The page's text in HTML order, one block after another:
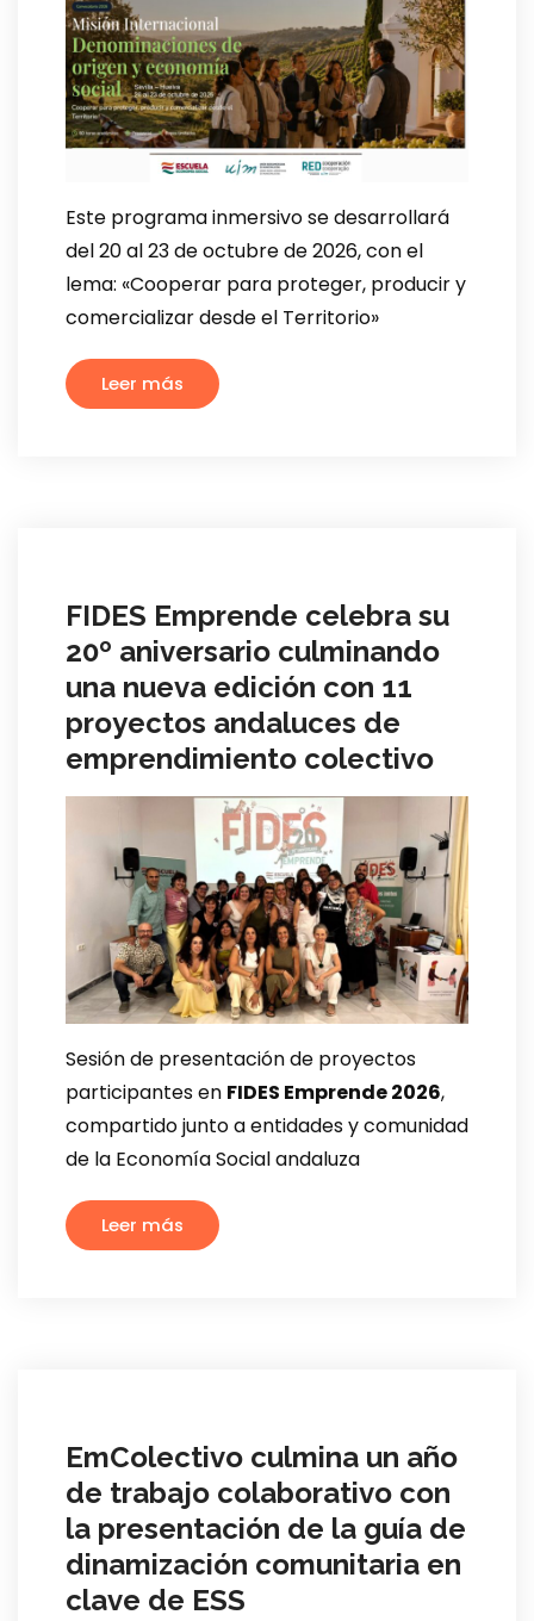
Este programa inmersivo se desarrollará
del 20 al 23 de octubre de 2026, con el
lema: «Cooperar para proteger, producir y
comercializar desde el Territorio»
Leer más
FIDES Emprende celebra su
20º aniversario culminando
una nueva edición con 11
proyectos andaluces de
emprendimiento colectivo
Sesión de presentación de proyectos
participantes en FIDES Emprende 2026,
compartido junto a entidades y comunidad
de la Economía Social andaluza
Leer más
EmColectivo culmina un año
de trabajo colaborativo con
la presentación de la guía de
dinamización comunitaria en
clave de ESS